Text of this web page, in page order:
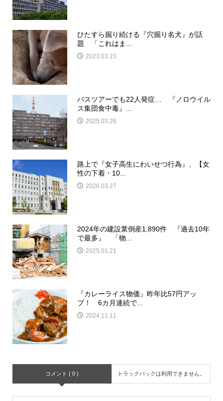
ひたすら掘り続ける『穴掘り名犬』が話
題 「これはま...
2023.03.23
バスツアーでも22人発症… 『ノロウイル
ス集団食中毒』...
2025.03.26
路上で『女子高生にわいせつ行為』、【女
性の下着・10...
2026.03.27
2024年の建設業倒産1,890件 『過去10年
で最多』 「物...
2025.01.21
『カレーライス物価』昨年比57円アッ
プ！ 6カ月連続で...
2024.11.11
コメント ( 0 ) トラックバックは利用できません。